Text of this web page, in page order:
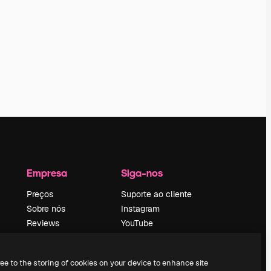
Empresa
Preços
Sobre nós
Reviews
pesquisa
Siga-nos
Suporte ao cliente
Instagram
YouTube
Discord
to the storing of cookies on your device to enhance site